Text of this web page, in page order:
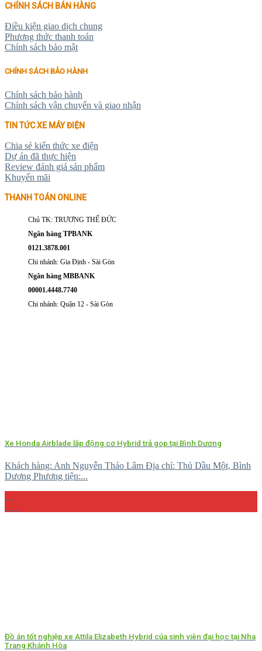
CHÍNH SÁCH BÁN HÀNG
Điều kiện giao dịch chung
Phương thức thanh toán
Chính sách bảo mật
CHÍNH SÁCH BẢO HÀNH
Chính sách bảo hành
Chính sách vận chuyển và giao nhận
TIN TỨC XE MÁY ĐIỆN
Chia sẻ kiến thức xe điện
Dự án đã thực hiện
Review đánh giá sản phẩm
Khuyến mãi
THANH TOÁN ONLINE
Chủ TK: TRƯƠNG THẾ ĐỨC
Ngân hàng TPBANK
0121.3878.001
Chi nhánh: Gia Định - Sài Gòn
Ngân hàng MBBANK
00001.4448.7740
Chi nhánh: Quận 12 - Sài Gòn
Xe Honda Airblade lắp động cơ Hybrid trả gop tại Bình Dương
Khách hàng: Anh Nguyễn Thảo Lâm Địa chỉ: Thủ Dầu Một, Bình
Dương Phương tiện:...
Đồ án tốt nghiệp xe Attila Elizabeth Hybrid của sinh viên đại học tại Nha
Trang Khánh Hòa